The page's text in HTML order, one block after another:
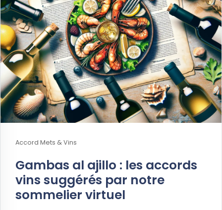
Accord Mets & Vins
Gambas al ajillo : les accords
vins suggérés par notre
sommelier virtuel